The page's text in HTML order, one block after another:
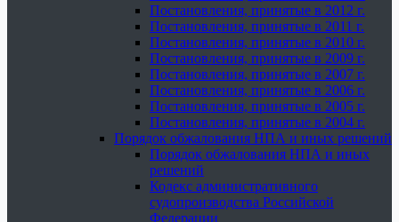
Постановления, принятые в 2012 г.
Постановления, принятые в 2011 г.
Постановления, принятые в 2010 г.
Постановления, принятые в 2009 г.
Постановления, принятые в 2007 г.
Постановления, принятые в 2006 г.
Постановления, принятые в 2005 г.
Постановления, принятые в 2004 г.
Порядок обжалования НПА и иных решений
Порядок обжалования НПА и иных
решений
Кодекс административного
судопроизводства Российской
Федерации